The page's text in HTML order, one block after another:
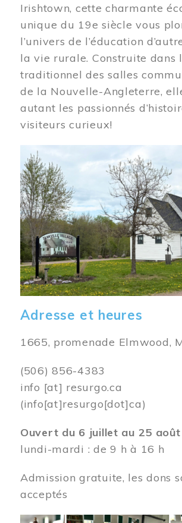
Irishtown, cette charmante
unique du 19e siècle vous
l’univers de l’éducation
la vie rurale. Construite dans
traditionnel des salles
de la Nouvelle-Angleterre,
autant les passionnés
visiteurs curieux!
Image
Adresse et heures
1665, promenade Elmwood,
(506) 856-4383
info [at] resurgo.ca
(info[at]resurgo[dot]ca)
Ouvert du 6 juillet au 25
lundi-mardi : de 9 h à 16 h
Admission gratuite, les dons
acceptés
Image